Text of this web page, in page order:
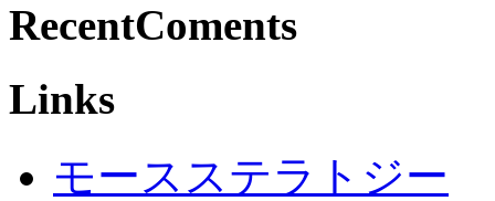
RecentComents
Links
モースステラトジー